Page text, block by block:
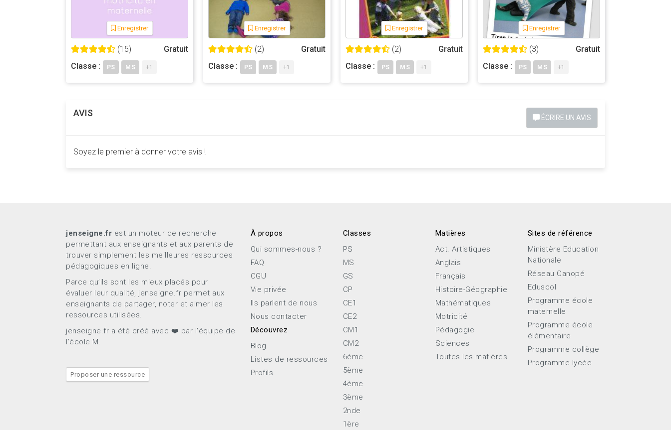
Enregistrer
(15)
Gratuit
Classe :
PS MS +1
Enregistrer
(2)
Gratuit
Classe :
PS MS +1
Enregistrer
(2)
Gratuit
Classe :
PS MS +1
Enregistrer
(3)
Gratuit
Classe :
PS MS +1
AVIS ÉCRIRE UN AVIS
Soyez le premier à donner votre avis !
jenseigne.fr est un moteur de recherche
permettant aux enseignants et aux parents de
trouver simplement les meilleures ressources
pédagogiques en ligne.
Parce qu’ils sont les mieux placés pour
évaluer leur qualité, jenseigne.fr permet aux
enseignants de partager, noter et aimer les
ressources utilisées.
jenseigne.fr a été créé avec ❤️ par l'équipe de
l'école M.
Proposer une ressource
À propos
Qui sommes-nous ?
FAQ
CGU
Vie privée
Ils parlent de nous
Nous contacter
Découvrez
Blog
Listes de ressources
Profils
Classes
PS
MS
GS
CP
CE1
CE2
CM1
CM2
6ème
5ème
4ème
3ème
2nde
1ère
Matières
Act. Artistiques
Anglais
Français
Histoire-Géographie
Mathématiques
Motricité
Pédagogie
Sciences
Toutes les matières
Sites de référence
Ministère Education
Nationale
Réseau Canopé
Eduscol
Programme école
maternelle
Programme école
élémentaire
Programme collège
Programme lycée